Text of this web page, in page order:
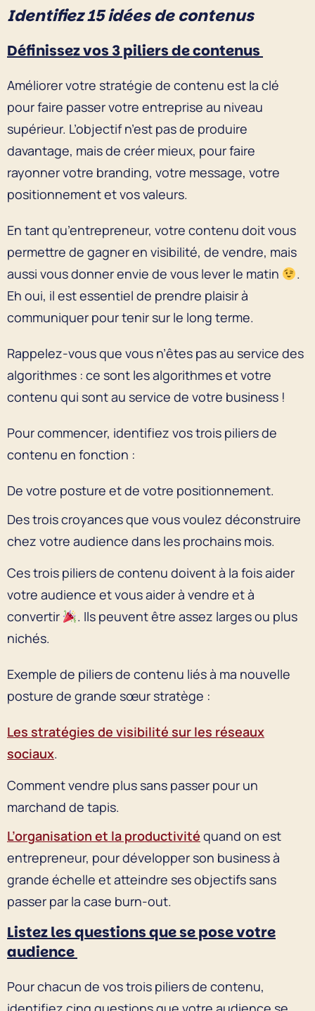
Identifiez 15 idées de contenus
Définissez vos 3 piliers de contenus
Améliorer votre stratégie de contenu est la clé
pour faire passer votre entreprise au niveau
supérieur. L’objectif n’est pas de produire
davantage, mais de créer mieux, pour faire
rayonner votre branding, votre message, votre
positionnement et vos valeurs.
En tant qu’entrepreneur, votre contenu doit vous
permettre de gagner en visibilité, de vendre, mais
aussi vous donner envie de vous lever le matin
.
Eh oui, il est essentiel de prendre plaisir à
communiquer pour tenir sur le long terme.
Rappelez-vous que vous n’êtes pas au service des
algorithmes : ce sont les algorithmes et votre
contenu qui sont au service de votre business !
Pour commencer, identifiez vos trois piliers de
contenu en fonction :
De votre posture et de votre positionnement.
Des trois croyances que vous voulez déconstruire
chez votre audience dans les prochains mois.
Ces trois piliers de contenu doivent à la fois aider
votre audience et vous aider à vendre et à
convertir
. Ils peuvent être assez larges ou plus
nichés.
Exemple de piliers de contenu liés à ma nouvelle
posture de grande sœur stratège :
Les stratégies de visibilité sur les réseaux
sociaux.
Comment vendre plus sans passer pour un
marchand de tapis.
L’organisation et la productivité quand on est
entrepreneur, pour développer son business à
grande échelle et atteindre ses objectifs sans
passer par la case burn-out.
Listez les questions que se pose votre
audience
Pour chacun de vos trois piliers de contenu,